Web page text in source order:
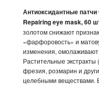
Антиоксидантные
Repairing eye mask, 60
золотом снижают
«фарфоровость» и
изменения,
Растительные
фрезия, розмарин и
целебными веществами.